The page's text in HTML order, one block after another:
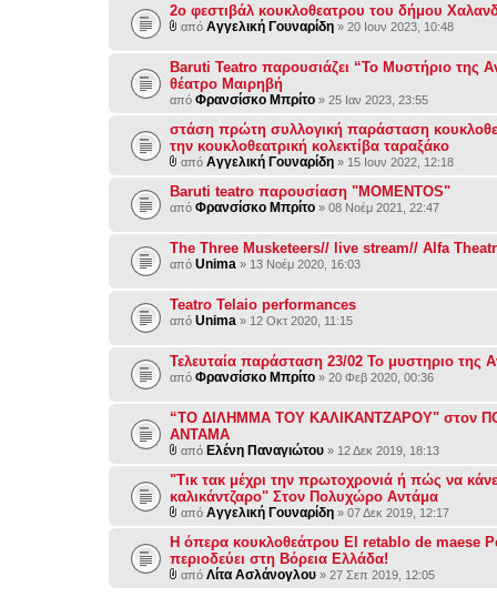
2ο φεστιβάλ κουκλοθεατρου του δήμου
από Αγγελική Γουναρίδη » 20 Ιουν 2023, 10:48
Baruti Teatro παρουσιάζει “Το Μυστήριο της
θέατρο Μαιρηβή
από Φρανσίσκο Μπρίτο » 25 Ιαν 2023, 23:55
στάση πρώτη συλλογική παράσταση
την κουκλοθεατρική κολεκτίβα ταραξάκο
από Αγγελική Γουναρίδη » 15 Ιουν 2022, 12:18
Baruti teatro παρουσίαση "MOMENTOS"
από Φρανσίσκο Μπρίτο » 08 Νοέμ 2021, 22:47
The Three Musketeers// live stream// Alfa
από Unima » 13 Νοέμ 2020, 16:03
Teatro Telaio performances
από Unima » 12 Οκτ 2020, 11:15
Τελευταία παράσταση 23/02 Το μυστηριο της
από Φρανσίσκο Μπρίτο » 20 Φεβ 2020, 00:36
“ΤΟ ΔΙΛΗΜΜΑ ΤΟΥ ΚΑΛΙΚΑΝΤΖΑΡΟΥ" στον
ΑΝΤΑΜΑ
από Ελένη Παναγιώτου » 12 Δεκ 2019, 18:13
"Τικ τακ μέχρι την πρωτοχρονιά ή πώς να
καλικάντζαρο" Στον Πολυχώρο Αντάμα
από Αγγελική Γουναρίδη » 07 Δεκ 2019, 12:17
Η όπερα κουκλοθεάτρου El retablo de maese
περιοδεύει στη Βόρεια Ελλάδα!
από Λίτα Ασλάνογλου » 27 Σεπ 2019, 12:05